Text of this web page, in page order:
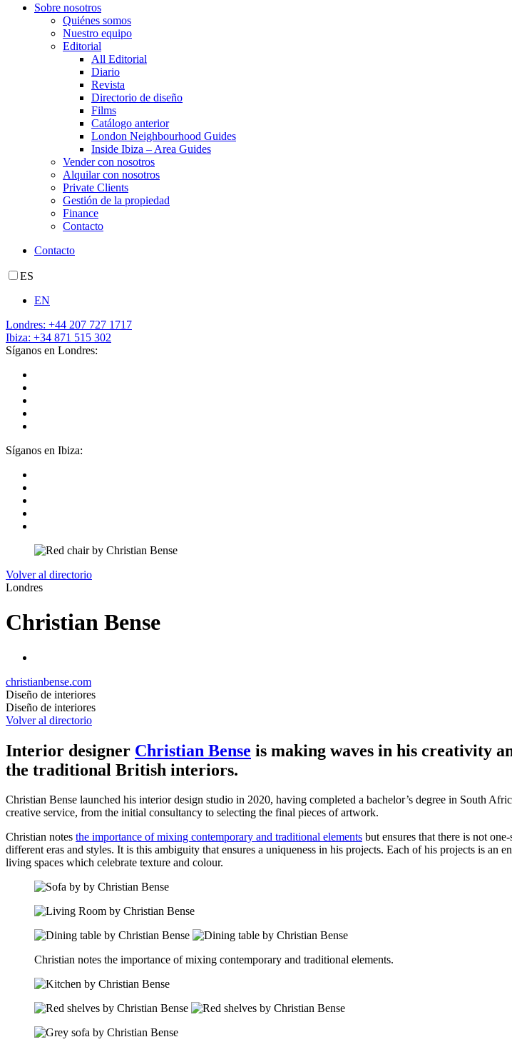
Sobre nosotros
Quiénes somos
Nuestro equipo
Editorial
All Editorial
Diario
Revista
Directorio de diseño
Films
Catálogo anterior
London Neighbourhood Guides
Inside Ibiza – Area Guides
Vender con nosotros
Alquilar con nosotros
Private Clients
Gestión de la propiedad
Finance
Contacto
Contacto
ES
EN
Londres: +44 207 727 1717
Ibiza: +34 871 515 302
Síganos en Londres:
Síganos en Ibiza:
Volver al directorio
Londres
Christian Bense
christianbense.com
Diseño de interiores
Diseño de interiores
Volver al directorio
Interior designer Christian Bense is making waves in his creativity
the traditional British interiors.
Christian Bense launched his interior design studio in 2020, having completed a bachelor’s degree in South
creative service, from the initial consultancy to selecting the final pieces of artwork.
Christian notes the importance of mixing contemporary and traditional elements but ensures that there is not
different eras and styles. It is this ambiguity that ensures a uniqueness in his projects. Each of his projects is
living spaces which celebrate texture and colour.
Christian notes the importance of mixing contemporary and traditional elements.